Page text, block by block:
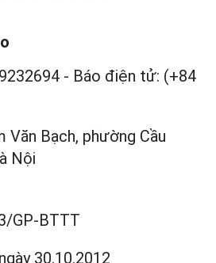
- Báo điện tử: (+84
Văn Bạch, phường Cầu
Nội
GP-BTTT
ngày 30.10.2012